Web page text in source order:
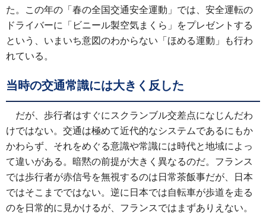
た。この年の「春の全国交通安全運動」では、安全運転の
ドライバーに「ビニール製空気まくら」をプレゼントする
という、いまいち意図のわからない「ほめる運動」も行わ
れている。
当時の交通常識には大きく反した
だが、歩行者はすぐにスクランブル交差点になじんだわ
けではない。交通は極めて近代的なシステムであるにもか
かわらず、それをめぐる意識や常識には時代と地域によっ
て違いがある。暗黙の前提が大きく異なるのだ。フランス
では歩行者が赤信号を無視するのは日常茶飯事だが、日本
ではそこまでではない。逆に日本では自転車が歩道を走る
のを日常的に見かけるが、フランスではまずありえない。